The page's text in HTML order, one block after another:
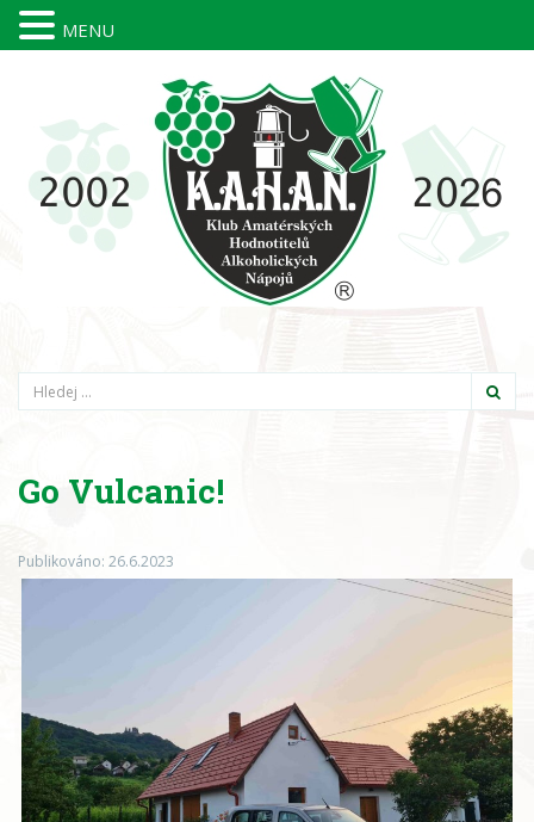
Hledání
Go Vulcanic!
Publikováno: 26.6.2023
MENU